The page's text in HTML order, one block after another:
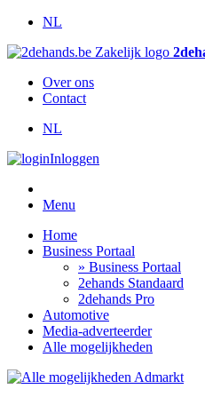
NL
Over ons
Contact
NL
Inloggen
Menu
Home
Business Portaal
» Business Portaal
2ehands Standaard
2dehands Pro
Automotive
Media-adverteerder
Alle mogelijkheden